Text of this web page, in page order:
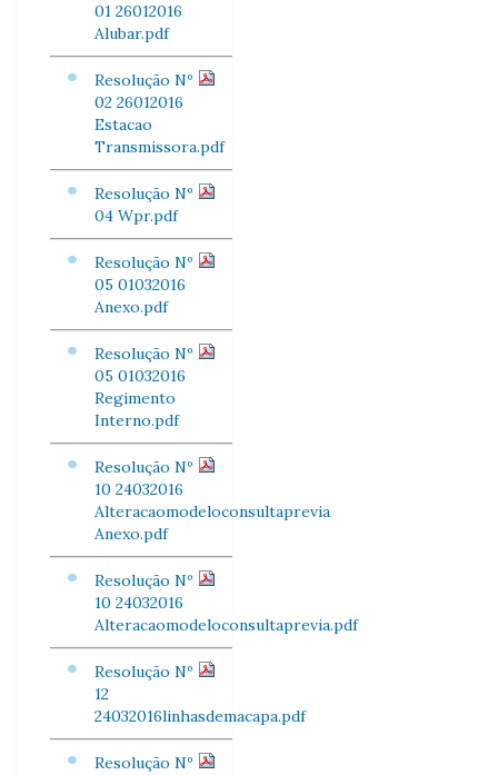
01 26012016
Alubar.pdf
Resolução Nº
02 26012016
Estacao
Transmissora.pdf
Resolução Nº
04 Wpr.pdf
Resolução Nº
05 01032016
Anexo.pdf
Resolução Nº
05 01032016
Regimento
Interno.pdf
Resolução Nº
10 24032016
Alteracaomodeloconsultaprevia
Anexo.pdf
Resolução Nº
10 24032016
Alteracaomodeloconsultaprevia.pdf
Resolução Nº
12
24032016linhasdemacapa.pdf
Resolução Nº